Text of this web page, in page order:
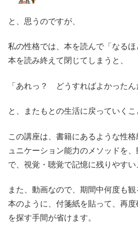
と、思うのですが、
私の性格では、本を読んで「なるほ
本を読み終えて閉じてしまうと、
「あれっ？ どうすればよかったん
と、またもとの生活に戻っていくこ
この講座は、書籍にあるような性
ュニケーション能力のメソッドを
で、視覚・聴覚で記憶に残りやすい
また、動画なので、期間中何度も観
本のように、付箋紙を貼って、再
を探す手間が省けます。